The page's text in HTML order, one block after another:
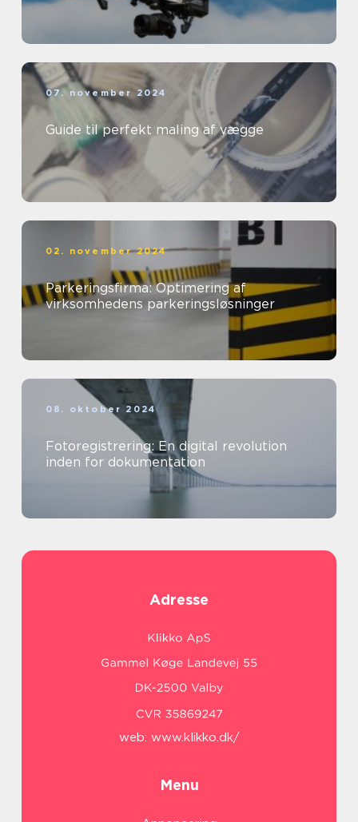
07. november 2024
Guide til perfekt maling af vægge
02. november 2024
Parkeringsfirma: Optimering af
virksomhedens parkeringsløsninger
08. oktober 2024
Fotoregistrering: En digital revolution
inden for dokumentation
Adresse
web: www.klikko.dk/
Menu